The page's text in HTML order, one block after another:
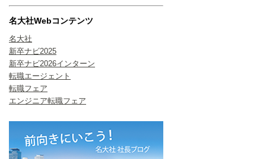
名大社Webコンテンツ
名大社
新卒ナビ2025
新卒ナビ2026インターン
転職エージェント
転職フェア
エンジニア転職フェア